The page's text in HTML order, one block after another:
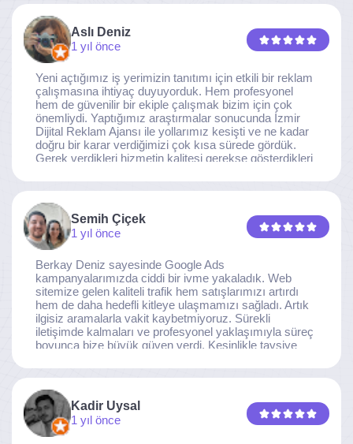
Aslı Deniz
1 yıl önce
Yeni açtığımız iş yerimizin tanıtımı için etkili bir reklam
çalışmasına ihtiyaç duyuyorduk. Hem profesyonel
hem de güvenilir bir ekiple çalışmak bizim için çok
önemliydi. Yaptığımız araştırmalar sonucunda İzmir
Dijital Reklam Ajansı ile yollarımız kesişti ve ne kadar
doğru bir karar verdiğimizi çok kısa sürede gördük.
Gerek verdikleri hizmetin kalitesi gerekse gösterdikleri
noktaya ulaştı. Kaliteden asla taviz vermeyen, her
ekibine gönülden teşekkür ederiz.
Semih Çiçek
1 yıl önce
Berkay Deniz sayesinde Google Ads
kampanyalarımızda ciddi bir ivme yakaladık. Web
sitemize gelen kaliteli trafik hem satışlarımızı artırdı
hem de daha hedefli kitleye ulaşmamızı sağladı. Artık
ilgisiz aramalarla vakit kaybetmiyoruz. Sürekli
iletişimde kalmaları ve profesyonel yaklaşımıyla süreç
boyunca bize büyük güven verdi. Kesinlikle tavsiye
Kadir Uysal
1 yıl önce